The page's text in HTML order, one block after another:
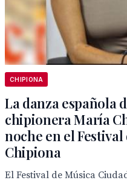
CHIPIONA
La danza española
chipionera María
noche en el
Chipiona
El Festival de Música